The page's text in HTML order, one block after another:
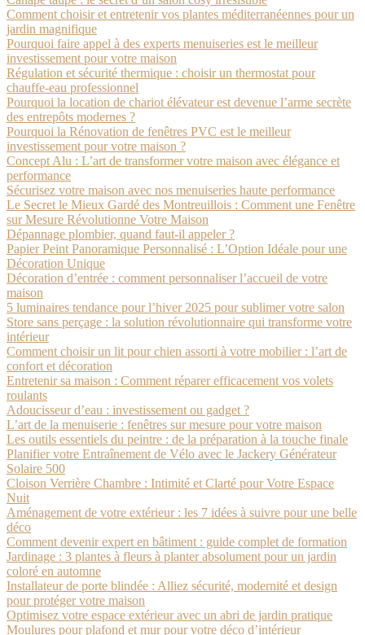
Comment choisir et entretenir vos plantes méditerranéennes pour un
jardin magnifique
Pourquoi faire appel à des experts menuiseries est le meilleur
investissement pour votre maison
Régulation et sécurité thermique : choisir un thermostat pour
chauffe-eau professionnel
Pourquoi la location de chariot élévateur est devenue l’arme secrète
des entrepôts modernes ?
Pourquoi la Rénovation de fenêtres PVC est le meilleur
investissement pour votre maison ?
Concept Alu : L’art de transformer votre maison avec élégance et
performance
Sécurisez votre maison avec nos menuiseries haute performance
Le Secret le Mieux Gardé des Montreuillois : Comment une Fenêtre
sur Mesure Révolutionne Votre Maison
Dépannage plombier, quand faut-il appeler ?
Papier Peint Panoramique Personnalisé : L’Option Idéale pour une
Décoration Unique
Décoration d’entrée : comment personnaliser l’accueil de votre
maison
5 luminaires tendance pour l’hiver 2025 pour sublimer votre salon
Store sans perçage : la solution révolutionnaire qui transforme votre
intérieur
Comment choisir un lit pour chien assorti à votre mobilier : l’art de
confort et décoration
Entretenir sa maison : Comment réparer efficacement vos volets
roulants
Adoucisseur d’eau : investissement ou gadget ?
L’art de la menuiserie : fenêtres sur mesure pour votre maison
Les outils essentiels du peintre : de la préparation à la touche finale
Planifier votre Entraînement de Vélo avec le Jackery Générateur
Solaire 500
Cloison Verrière Chambre : Intimité et Clarté pour Votre Espace
Nuit
Aménagement de votre extérieur : les 7 idées à suivre pour une belle
déco
Comment devenir expert en bâtiment : guide complet de formation
Jardinage : 3 plantes à fleurs à planter absolument pour un jardin
coloré en automne
Installateur de porte blindée : Alliez sécurité, modernité et design
pour protéger votre maison
Optimisez votre espace extérieur avec un abri de jardin pratique
Moulures pour plafond et mur pour votre déco d’intérieur